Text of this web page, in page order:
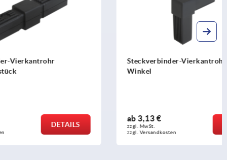
Steckverbinder-Vierkantrohr rechter
3,13 €
zzgl. MwSt.
zzgl. Versandkosten